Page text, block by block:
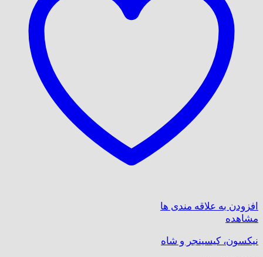
افزودن به علاقه مندی ها
مشاهده
نیکسون، کیسینجر و شاه